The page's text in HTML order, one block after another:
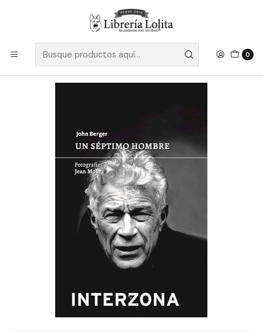
0
Despacho a todo Chile